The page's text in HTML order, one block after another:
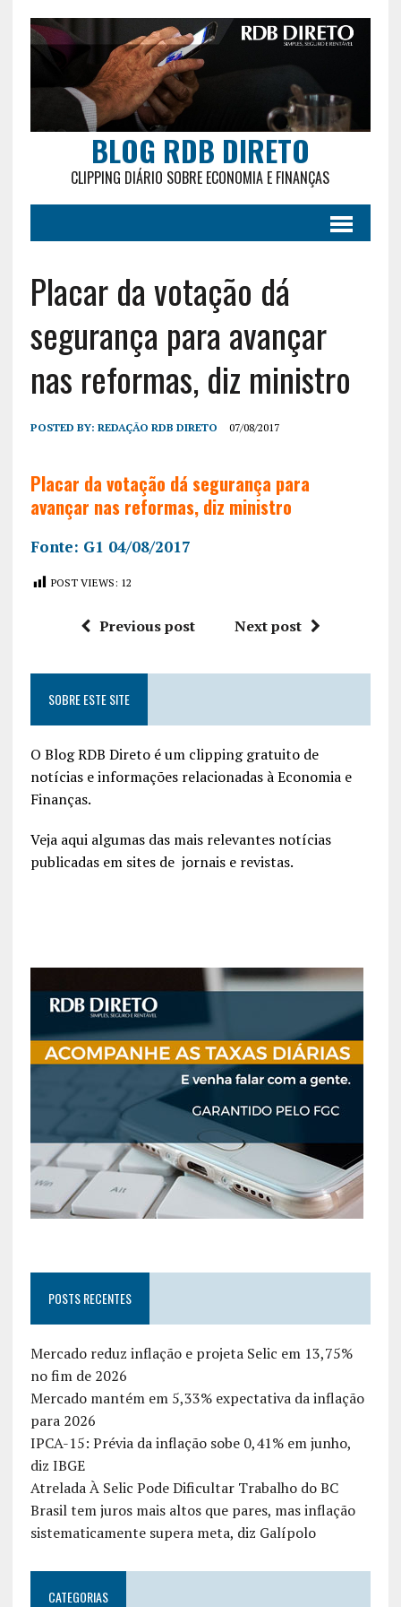
BLOG RDB DIRETO
CLIPPING DIÁRIO SOBRE ECONOMIA E FINANÇAS
Placar da votação dá
segurança para avançar
nas reformas, diz ministro
POSTED BY: REDAÇÃO RDB DIRETO 07/08/2017
Placar da votação dá segurança para
avançar nas reformas, diz ministro
Fonte: G1 04/08/2017
POST VIEWS: 12
Previous post Next post
SOBRE ESTE SITE
O Blog RDB Direto é um clipping gratuito de
notícias e informações relacionadas à Economia e
Finanças.
Veja aqui algumas das mais relevantes notícias
publicadas em sites de jornais e revistas.
POSTS RECENTES
Mercado reduz inflação e projeta Selic em 13,75%
no fim de 2026
Mercado mantém em 5,33% expectativa da inflação
para 2026
IPCA-15: Prévia da inflação sobe 0,41% em junho,
diz IBGE
Atrelada À Selic Pode Dificultar Trabalho do BC
Brasil tem juros mais altos que pares, mas inflação
sistematicamente supera meta, diz Galípolo
CATEGORIAS